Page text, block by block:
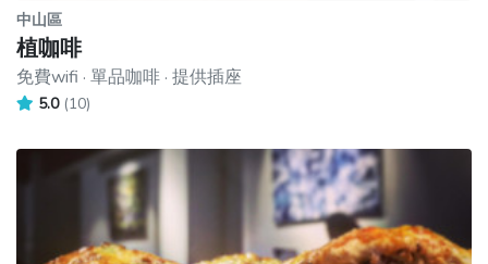
中山區
植咖啡
免費wifi · 單品咖啡 · 提供插座
5.0 (10)